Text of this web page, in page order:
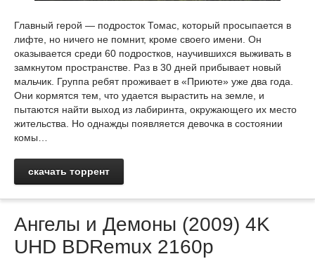
Главный герой — подросток Томас, который просыпается в
лифте, но ничего не помнит, кроме своего имени. Он
оказывается среди 60 подростков, научившихся выживать в
замкнутом пространстве. Раз в 30 дней прибывает новый
мальчик. Группа ребят проживает в «Приюте» уже два года.
Они кормятся тем, что удается вырастить на земле, и
пытаются найти выход из лабиринта, окружающего их место
жительства. Но однажды появляется девочка в состоянии
комы…
скачать торрент
Ангелы и Демоны (2009) 4K
UHD BDRemux 2160p